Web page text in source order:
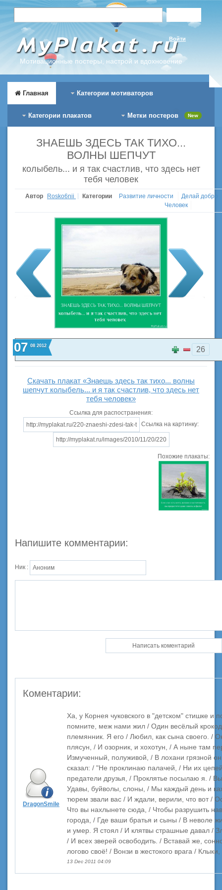
Мотивационные постеры, настрой и вдохновение
Войти
Главная Категории мотиваторов
Категории плакатов Метки постеров New
ЗНАЕШЬ ЗДЕСЬ ТАК ТИХО...
ВОЛНЫ ШЕПЧУТ
колыбель... и я так счастлив, что здесь нет
тебя человек
Автор Rosko6nii Категории Развитие личности
Делай добро
Человек
07 08 2012 26
Скачать плакат «Знаешь здесь так тихо... волны
шепчут колыбель... и я так счастлив, что здесь нет
тебя человек»
Ссылка для распостранения:
Ссылка на картинку:
Похожие плакаты:
Напишите комментарии:
Ник :
Коментарии:
DragonSmile
Ха, у Корнея чуковского в "детском" стишке и
помните, меж нами жил / Один весёлый
племянник. Я его / Любил, как сына своего. /
плясун, / И озорник, и хохотун, / А ныне там
Измученный, полуживой, / В лохани грязной
сказал: / "Не проклинаю палачей, / Ни их
предатели друзья, / Проклятье посылаю я. /
Удавы, буйволы, слоны, / Мы каждый день и
тюрем звали вас / И ждали, верили, что вот /
Что вы нахлынете сюда, / Чтобы разрушить
города, / Где ваши братья и сыны / В неволе
и умер. Я стоял / И клятвы страшные давал /
/ И всех зверей освободить. / Вставай же,
логово своё! / Вонзи в жестокого врага / Клыки,
13 Dec 2011 04:09